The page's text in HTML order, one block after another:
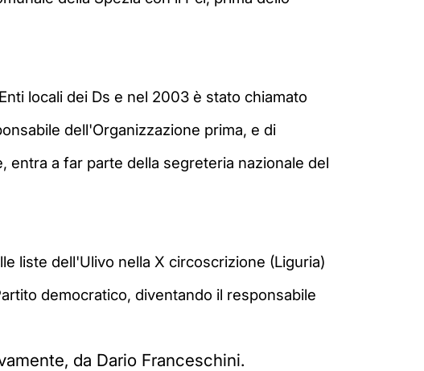
locali dei Ds e nel 2003 è stato chiamato
dell'Organizzazione prima, e di
entra a far parte della segreteria nazionale del
liste dell'Ulivo nella X circoscrizione (Liguria)
democratico, diventando il responsabile
da Dario Franceschini.